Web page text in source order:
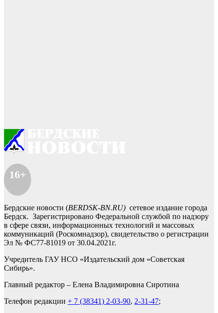
16+
Бердские новости (BERDSK-BN.RU) сетевое издание города
Бердск. Зарегистрировано Федеральной службой по надзору
в сфере связи, информационных технологий и массовых
коммуникаций (Роскомнадзор), свидетельство о регистрации
Эл № ФС77-81019 от 30.04.2021г.
Учредитель ГАУ НСО «Издательский дом «Советская
Сибирь».
Главный редактор – Елена Владимировна Сиротина
Телефон редакции + 7 (38341) 2-03-90, 2-31-47;